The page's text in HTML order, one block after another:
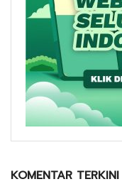
KOMENTAR TERKINI